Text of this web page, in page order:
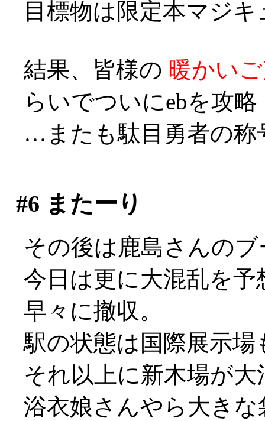
目標物は限定本マジ
結果、皆様の 暖かい
らいでついにebを攻略
…またも駄目勇者の
#6 またーり
その後は鹿島さんの
今日は更に大混乱を
早々に撤収。
駅の状態は国際展示
それ以上に新木場が大
浴衣娘さんやら大き